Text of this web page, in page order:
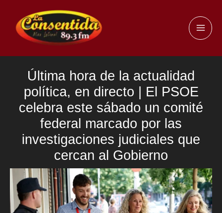
contenido
Última hora de la actualidad
política, en directo | El PSOE
celebra este sábado un comité
federal marcado por las
investigaciones judiciales que
cercan al Gobierno